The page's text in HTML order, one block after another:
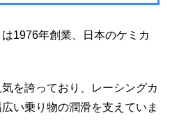
1976年創業、日本のケミカ
を誇っており、レーシングカ
い乗り物の潤滑を支えていま